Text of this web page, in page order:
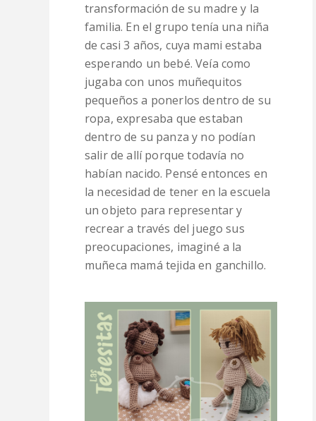
transformación de su madre y la
familia. En el grupo tenía una niña
de casi 3 años, cuya mami estaba
esperando un bebé. Veía como
jugaba con unos muñequitos
pequeños a ponerlos dentro de su
ropa, expresaba que estaban
dentro de su panza y no podían
salir de allí porque todavía no
habían nacido. Pensé entonces en
la necesidad de tener en la escuela
un objeto para representar y
recrear a través del juego sus
preocupaciones, imaginé a la
muñeca mamá tejida en ganchillo.